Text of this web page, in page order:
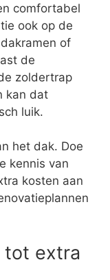
comfortabel
ook op de
of
de
zoldertrap
kan dat
luik.
het dak. Doe
kennis van
kosten aan
tot extra